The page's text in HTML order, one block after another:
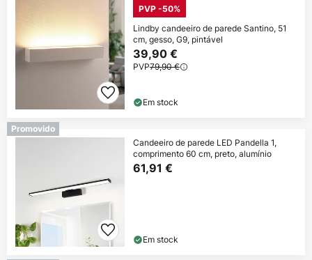
PVP -50%
Lindby candeeiro de parede Santino, 51
cm, gesso, G9, pintável
39,90 €
PVP79,90 €
Em stock
Promovido
Candeeiro de parede LED Pandella 1,
comprimento 60 cm, preto, alumínio
61,91 €
Em stock